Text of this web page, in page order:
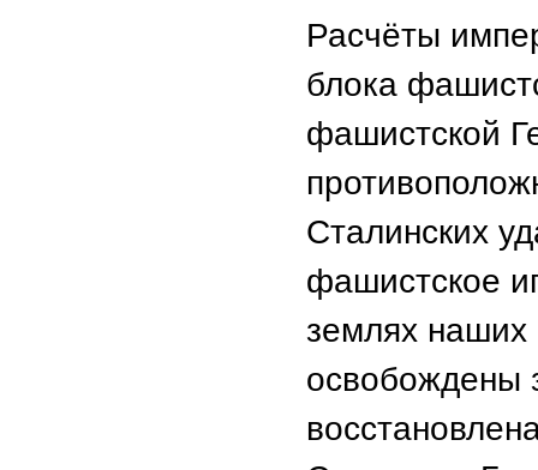
Расчёты
блока
фашистской
Сталинских
фашистское
землях наших
освобождены